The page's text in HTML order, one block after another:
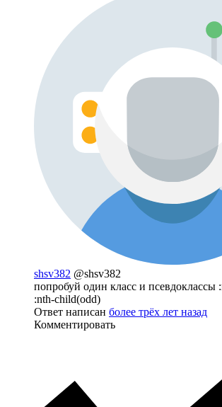
shsv382 @shsv382
попробуй один класс и псевдоклассы
:nth-child(odd)
Ответ написан более трёх лет назад
Комментировать